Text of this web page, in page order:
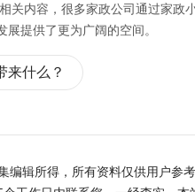
关内容，很多家政公司通过家
提供了更为广阔的空间。
来什么？
编辑所得，所有资料仅供用户